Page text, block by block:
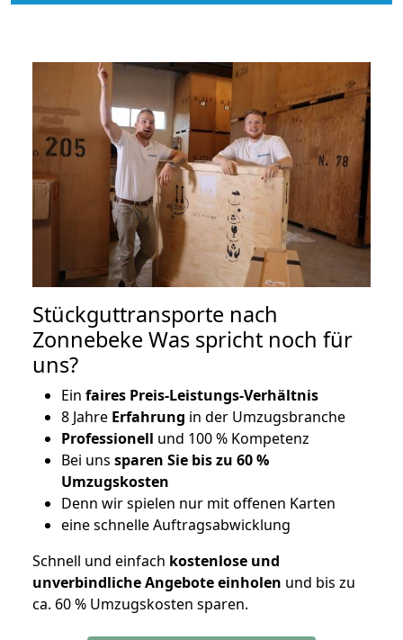
Stückguttransporte nach
Zonnebeke Was spricht noch für
uns?
Ein faires Preis-Leistungs-Verhältnis
8 Jahre Erfahrung in der Umzugsbranche
Professionell und 100 % Kompetenz
Bei uns sparen Sie bis zu 60 %
Umzugskosten
Denn wir spielen nur mit offenen Karten
eine schnelle Auftragsabwicklung
Schnell und einfach kostenlose und
unverbindliche Angebote einholen und bis zu
ca. 60 % Umzugskosten sparen.